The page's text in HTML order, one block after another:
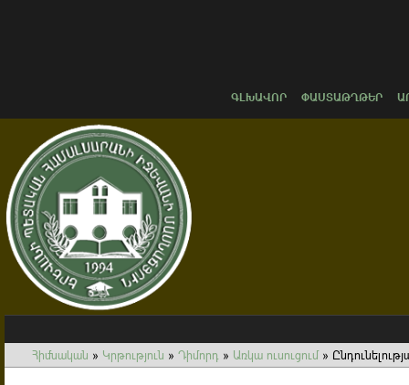
ԳԼԽԱՎՈՐ ՓԱՍՏԱԹՂԹԵՐ
Հիմնական » Կրթություն » Դիմորդ » Առկա ուսուցում »